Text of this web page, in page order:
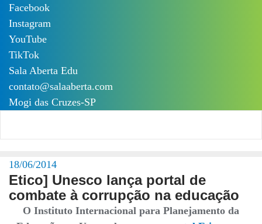
Skip
content
Facebook
Instagram
YouTube
TikTok
Sala Aberta Edu
contato@salaaberta.com
Mogi das Cruzes-SP
18/06/2014
Etico] Unesco lança portal de
combate à corrupção na educação
O Instituto Internacional para Planejamento da